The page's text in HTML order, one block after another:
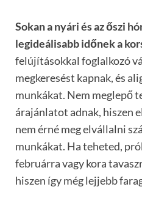
Sokan a nyári és az őszi
legideálisabb időnek a
felújításokkal foglalkozó
megkeresést kapnak, és
munkákat. Nem meglepő
árajánlatot adnak, hiszen
nem érné meg elvállalni
munkákat. Ha teheted,
februárra vagy kora
hiszen így még lejjebb